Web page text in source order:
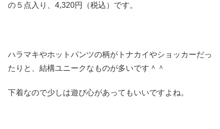
の５点入り、4,320円（税込）です。
ハラマキやホットパンツの柄がトナカイやショッカーだっ
たりと、結構ユニークなものが多いです＾＾
下着なので少しは遊び心があってもいいですよね。